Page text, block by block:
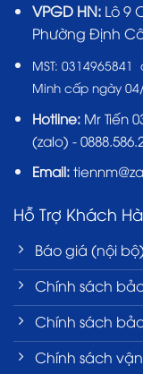
VPGD HN:Lô 9
Phường Định
MST: 0314965841
Minh cấp ngày
Hotline: Mr Tiến
(zalo) -
Email:
Hỗ Trợ Khách
Báo giá (nội
Chính sách
Chính sách
Chính sách